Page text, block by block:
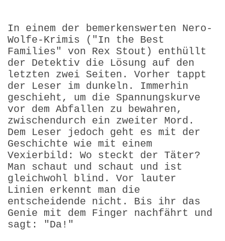
In einem der bemerkenswerten Nero-
Wolfe-Krimis ("In the Best
Families" von Rex Stout) enthüllt
der Detektiv die Lösung auf den
letzten zwei Seiten. Vorher tappt
der Leser im dunkeln. Immerhin
geschieht, um die Spannungskurve
vor dem Abfallen zu bewahren,
zwischendurch ein zweiter Mord.
Dem Leser jedoch geht es mit der
Geschichte wie mit einem
Vexierbild: Wo steckt der Täter?
Man schaut und schaut und ist
gleichwohl blind. Vor lauter
Linien erkennt man die
entscheidende nicht. Bis ihr das
Genie mit dem Finger nachfährt und
sagt: "Da!"